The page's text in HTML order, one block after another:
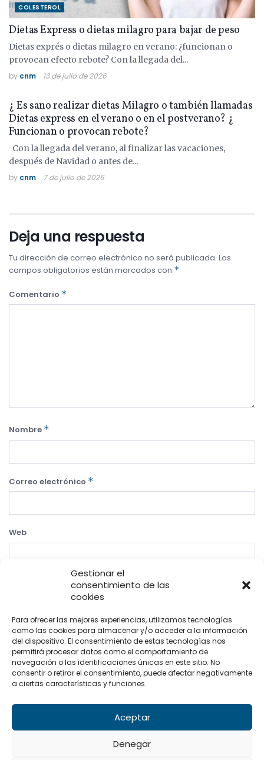
Gestionar el
consentimiento de las
cookies
Para ofrecer las mejores experiencias, utilizamos tecnologías
como las cookies para almacenar y/o acceder a la información
del dispositivo. El consentimiento de estas tecnologías nos
permitirá procesar datos como el comportamiento de
navegación o las identificaciones únicas en este sitio. No
consentir o retirar el consentimiento, puede afectar negativamente
a ciertas características y funciones.
Aceptar
Denegar
COLESTEROL
Dietas Express o dietas milagro para bajar de peso
Dietas exprés o dietas milagro en verano: ¿funcionan o
provocan efecto rebote? Con la llegada del...
by cnm 13 de julio de 2026
¿ Es sano realizar dietas Milagro o también llamadas
Dietas express en el verano o en el postverano? ¿
Funcionan o provocan rebote?
Con la llegada del verano, al finalizar las vacaciones,
después de Navidad o antes de...
by cnm 7 de julio de 2026
Deja una respuesta
Tu dirección de correo electrónico no será publicada. Los
campos obligatorios están marcados con *
Comentario *
Nombre *
Correo electrónico *
Web
Condiciones legales | Compra y Cancelaciones
Política de privacidad
Política de cookies Contacto
Pide tu cita: +34 656 70 79 28
© 2023 Todos los derechos reservados a CNM.